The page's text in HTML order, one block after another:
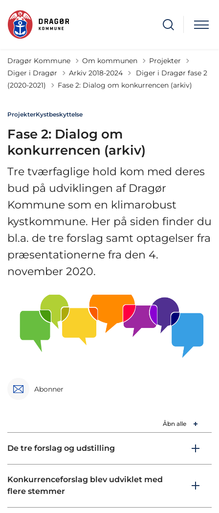
Dragør Kommune Om kommunen
Projekter
Diger i Dragør
Arkiv 2018-2024 Tilbage til
Diger i Dragør fase 2
(2020-2021)
Fase 2: Dialog om konkurrencen (arkiv)
ProjekterKystbeskyttelse
Fase 2: Dialog om
konkurrencen (arkiv)
Tre tværfaglige hold kom med deres
bud på udviklingen af Dragør
Kommune som en klimarobust
kystkommune. Her på siden finder du
bl.a. de tre forslag samt optagelser fra
præsentationerne fra den 4.
november 2020.
Abonner
Åbn alle
De tre forslag og udstilling
Konkurrenceforslag blev udviklet med
flere stemmer